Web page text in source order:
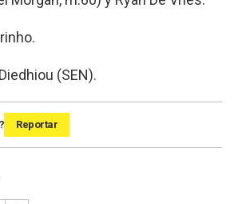
(SEN).
Reportar